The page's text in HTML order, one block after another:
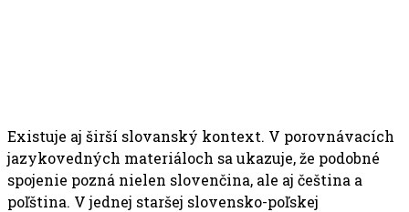
Existuje aj širší slovanský kontext. V porovnávacích
jazykovedných materiáloch sa ukazuje, že podobné
spojenie pozná nielen slovenčina, ale aj čeština a
poľština. V jednej staršej slovensko-poľskej